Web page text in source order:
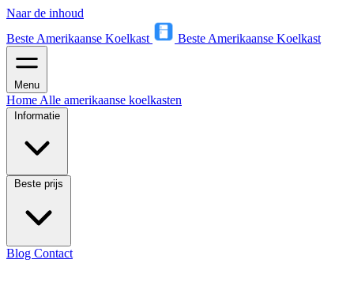
Naar de inhoud
Beste Amerikaanse Koelkast
Beste Amerikaanse Koelkast
Menu
Home Alle amerikaanse koelkasten
Informatie
Beste prijs
Blog Contact